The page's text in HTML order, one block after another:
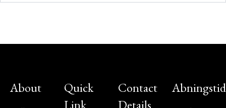
About
Quick
Link
Contact
Details